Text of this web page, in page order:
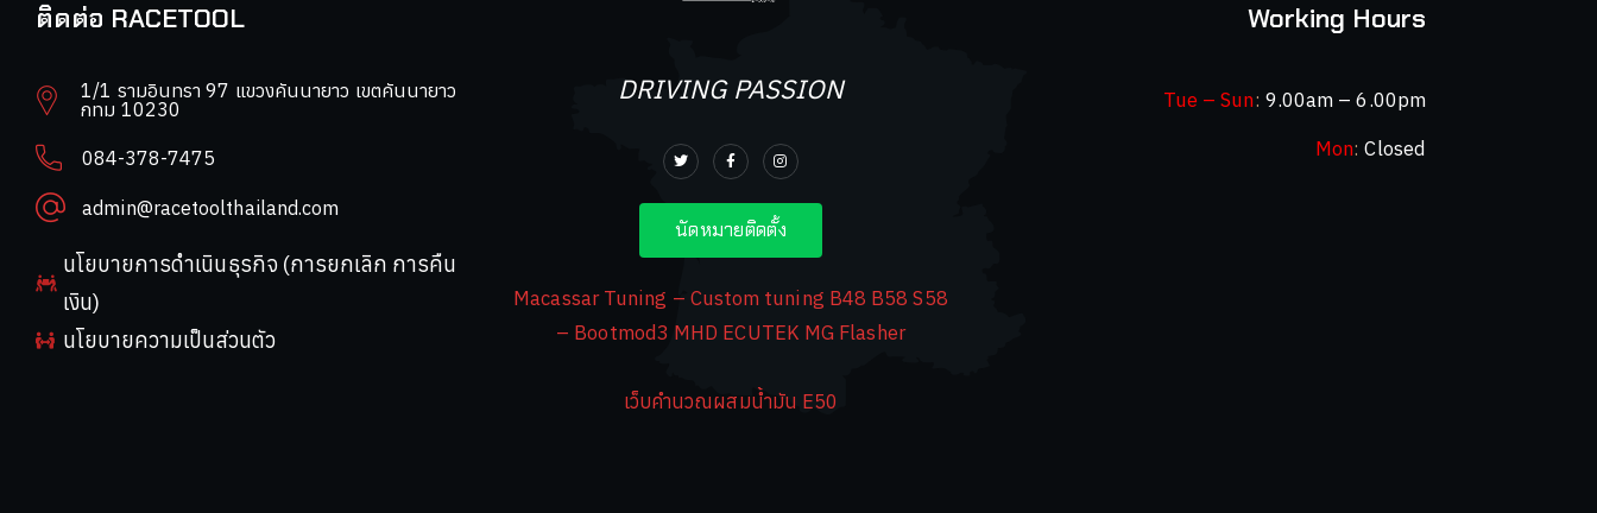
ติดต่อ RACETOOL
1/1 รามอินทรา 97 แขวงคันนายาว เขตคันนายาว
กทม 10230
084-378-7475
admin@racetoolthailand.com
นโยบายการดำเนินธุรกิจ (การยกเลิก การคืน
เงิน)
นโยบายความเป็นส่วนตัว
DRIVING PASSION
นัดหมายติดตั้ง
Macassar Tuning – Custom tuning B48 B58 S58
– Bootmod3 MHD ECUTEK MG Flasher
เว็บคำนวณผสมน้ำมัน E50
Working Hours
Tue – Sun: 9.00am – 6.00pm
Mon: Closed